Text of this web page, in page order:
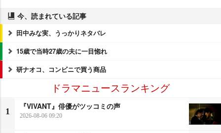
今、読まれている記事
田中みな実、うっかりネタバレ
15歳で当時27歳の夫に一目惚れ
研ナオコ、コンビニで買う商品
ドラマニュースランキング
1
『VIVANT』俳優がツッコミの声
2026-08-06 09:20